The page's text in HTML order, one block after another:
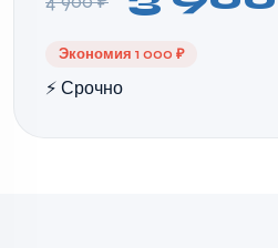
Экономия 1 000 ₽
⚡ Срочно